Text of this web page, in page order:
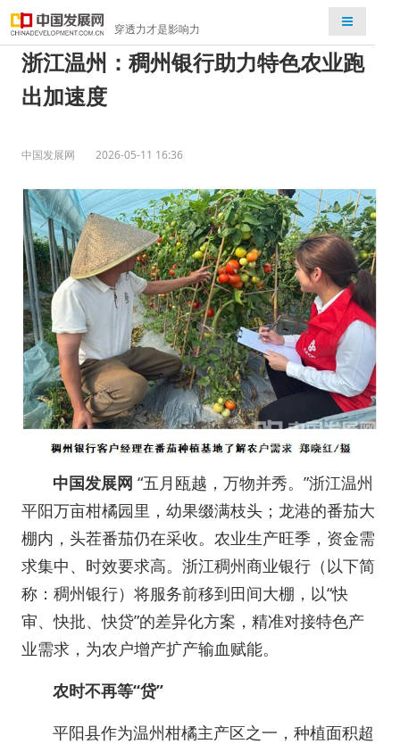
穿透力才是影响力
检索
浙江温州：稠州银行助力特色农业跑
出加速度
中国发展网 2026-05-11 16:36
中国发展网 “五月瓯越，万物并秀。”浙江温州
平阳万亩柑橘园里，幼果缀满枝头；龙港的番茄大
棚内，头茬番茄仍在采收。农业生产旺季，资金需
求集中、时效要求高。浙江稠州商业银行（以下简
称：稠州银行）将服务前移到田间大棚，以“快
审、快批、快贷”的差异化方案，精准对接特色产
业需求，为农户增产扩产输血赋能。
农时不再等“贷”
平阳县作为温州柑橘主产区之一，种植面积超